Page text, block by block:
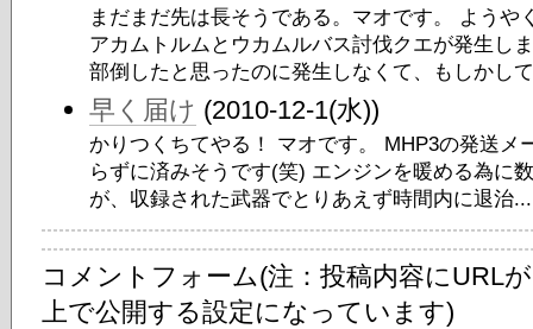
まだまだ先は長そうである。マオです。 ようや
アカムトルムとウカムルバス討伐クエが発生し
部倒したと思ったのに発生しなくて、もしかし
早く届け (2010-12-1(水))
かりつくちてやる！ マオです。 MHP3の発送メ
らずに済みそうです(笑) エンジンを暖める為に
が、収録された武器でとりあえず時間内に退治...
コメントフォーム(注：投稿内容にURL
上で公開する設定になっています)